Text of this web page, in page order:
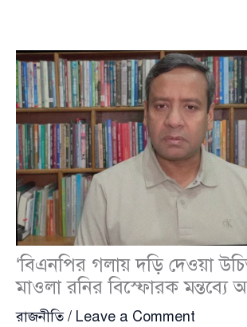
‘বিএনপির গলায় দড়ি দেওয়া
মাওলা রনির বিস্ফোরক
রাজনীতি/ Leave a Comment